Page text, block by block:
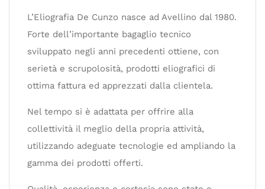
L’Eliografia De Cunzo nasce ad Avellino dal 1980.
Forte dell’importante bagaglio tecnico
sviluppato negli anni precedenti ottiene, con
serietà e scrupolosità, prodotti eliografici di
ottima fattura ed apprezzati dalla clientela.
Nel tempo si è adattata per offrire alla
collettività il meglio della propria attività,
utilizzando adeguate tecnologie ed ampliando la
gamma dei prodotti offerti.